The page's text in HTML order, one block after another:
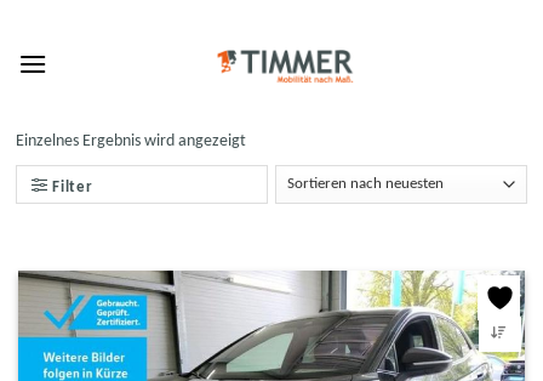
content
Filter
Einzelnes Ergebnis wird angezeigt